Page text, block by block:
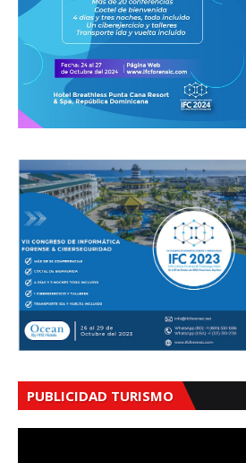
PUBLICIDAD TURISMO